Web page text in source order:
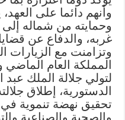
وأنهم دائما على
وحمايته من شماله
غربه، والدفاع عن
وتزامنت مع الزيارات
المملكة العام الماضي
لتولي جلالة الملك عبد
الدستورية، إطلاق
تحقيق نهضة تنموية في
والصحية والصناعية